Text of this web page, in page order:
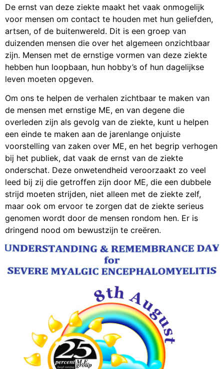
De ernst van deze ziekte maakt het vaak onmogelijk
voor mensen om contact te houden met hun geliefden,
artsen, of de buitenwereld. Dit is een groep van
duizenden mensen die over het algemeen onzichtbaar
zijn. Mensen met de ernstige vormen van deze ziekte
hebben hun loopbaan, hun hobby’s of hun dagelijkse
leven moeten opgeven.
Om ons te helpen de verhalen zichtbaar te maken van
de mensen met ernstige ME, en van degene die
overleden zijn als gevolg van de ziekte, kunt u helpen
een einde te maken aan de jarenlange onjuiste
voorstelling van zaken over ME, en het begrip verhogen
bij het publiek, dat vaak de ernst van de ziekte
onderschat. Deze onwetendheid veroorzaakt zo veel
leed bij zij die getroffen zijn door ME, die een dubbele
strijd moeten strijden, niet alleen met de ziekte zelf,
maar ook om ervoor te zorgen dat de ziekte serieus
genomen wordt door de mensen rondom hen. Er is
dringend nood om bewustzijn te creëren.